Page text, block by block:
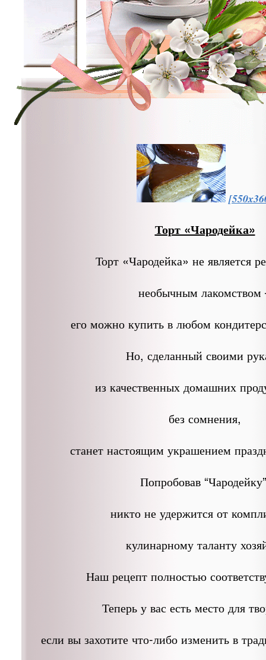
Торт «Чародейка»
Торт «Чародейка» не является
необычным лакомством
его можно купить в любом
Но, сделанный своими
из качественных домашних
без сомнения,
станет настоящим украшением
Попробовав
никто не удержится от
кулинарному таланту
Наш рецепт полностью
Теперь у вас есть место для
если вы захотите что-либо изменить в